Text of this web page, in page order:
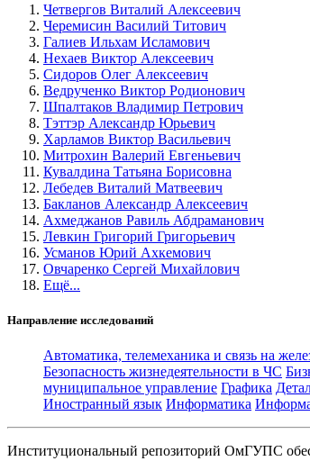
Четвергов Виталий Алексеевич
Черемисин Василий Титович
Галиев Ильхам Исламович
Нехаев Виктор Алексеевич
Сидоров Олег Алексеевич
Ведрученко Виктор Родионович
Шпалтаков Владимир Петрович
Тэттэр Александр Юрьевич
Харламов Виктор Васильевич
Митрохин Валерий Евгеньевич
Кувалдина Татьяна Борисовна
Лебедев Виталий Матвеевич
Бакланов Александр Алексеевич
Ахмеджанов Равиль Абдраманович
Левкин Григорий Григорьевич
Усманов Юрий Ахкемович
Овчаренко Сергей Михайлович
Ещё...
Направление исследований
Автоматика, телемеханика и связь на
Безопасность жизнедеятельности в ЧС
муниципальное управление Графика
Иностранный язык Информатика
Институциональный репозиторий ОмГУПС